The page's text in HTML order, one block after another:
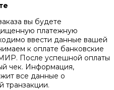
вы будете
платежную
ввести данные вашей
к оплате банковские
После успешной оплаты
чек. Информация,
все данные о
транзакции.